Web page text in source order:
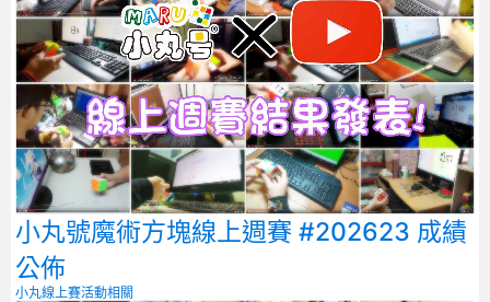
小丸號魔術方塊線上週賽 #202623 成績
公佈
小丸線上賽活動相關